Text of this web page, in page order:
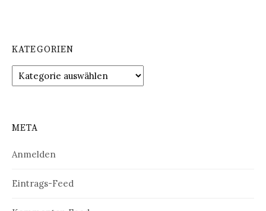
KATEGORIEN
Kategorien
META
Anmelden
Eintrags-Feed